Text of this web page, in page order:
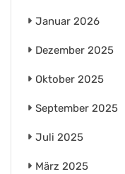
Januar 2026
Dezember 2025
Oktober 2025
September 2025
Juli 2025
März 2025